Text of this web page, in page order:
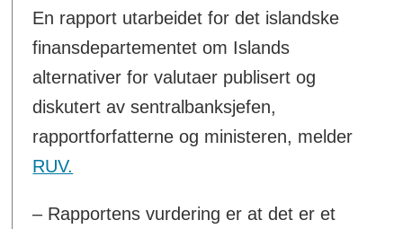
En rapport utarbeidet for det islandske
finansdepartementet om Islands
alternativer for valutaer publisert og
diskutert av sentralbanksjefen,
rapportforfatterne og ministeren, melder
RUV.
– Rapportens vurdering er at det er et